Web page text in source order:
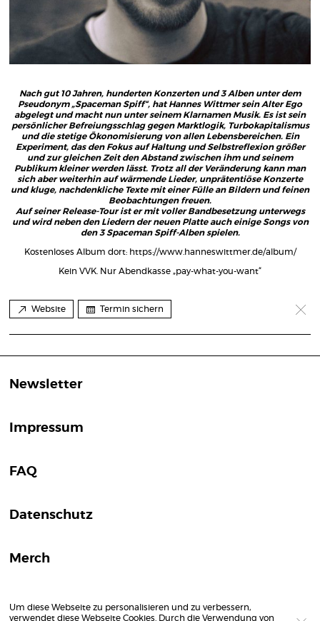
Nach gut 10 Jahren, hunderten Konzerten und 3 Alben unter dem
Pseudonym „Spaceman Spiff“, hat Hannes Wittmer sein Alter Ego
abgelegt und macht nun unter seinem Klarnamen Musik. Es ist sein
persönlicher Befreiungsschlag gegen Marktlogik, Turbokapitalismus
und die stetige Ökonomisierung von allen Lebensbereichen. Ein
Experiment, das den Fokus auf Haltung und Selbstreflexion größer
und zur gleichen Zeit den Abstand zwischen ihm und seinem
Publikum kleiner werden lässt. Trotz all der Veränderung kann man
sich aber weiterhin auf wärmende Lieder, unprätentiöse Konzerte
und kluge, nachdenkliche Texte mit einer Fülle an Bildern und feinen
Beobachtungen freuen.
Auf seiner Release-Tour ist er mit voller Bandbesetzung unterwegs
und wird neben den Liedern der neuen Platte auch einige Songs von
den 3 Spaceman Spiff-Alben spielen.
Kostenloses Album dort: https://www.hanneswittmer.de/album/
Kein VVK. Nur Abendkasse „pay-what-you-want“
Website Termin sichern
Newsletter
Impressum
FAQ
Datenschutz
Merch
Um diese Webseite zu personalisieren und zu verbessern,
verwendet diese Webseite Cookies. Durch die Verwendung von